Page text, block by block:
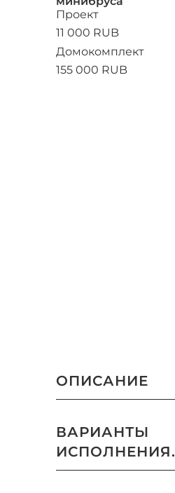
Проект
11 000 RUB
Домокомплект
155 000 RUB
ОПИСАНИЕ
ВАРИАНТЫ
ИСПОЛНЕНИЯ.